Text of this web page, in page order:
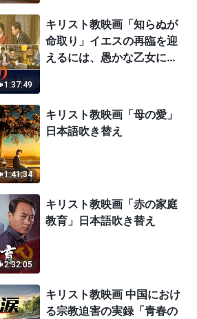
1:37:49
キリスト教映画「知らぬが
命取り」イエスの再臨を迎
えるには、愚かな乙女にな
1:41:34
キリスト教映画「母の愛」
日本語吹き替え
2:32:05
キリスト教映画「赤の家庭
教育」日本語吹き替え
キリスト教映画 中国におけ
る宗教迫害の実録「青春の